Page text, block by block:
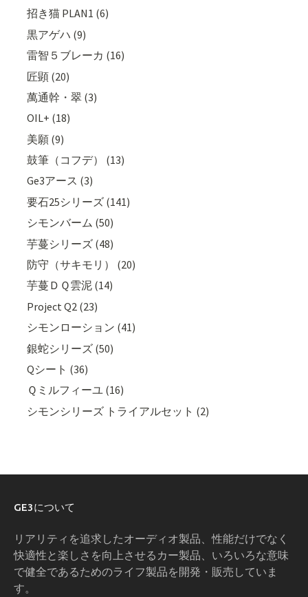
招き猫 PLAN1 (6)
黒アゲハ (9)
雷智５ブレーカ (16)
匠顕 (20)
萬通幹・翠 (3)
OIL+ (18)
美願 (9)
鼓筆（コフデ） (13)
Ge3アース (3)
要石25シリーズ (141)
シモンバーム (50)
芋蔓シリーズ (48)
防守（サキモリ） (20)
芋蔓ＤＱ雲泥 (14)
Project Q2 (23)
シモンローション (41)
銀蛇シリーズ (50)
Qシート (36)
Ｑミルフィーユ (16)
シモンシリーズ トライアルセット (2)
GE3について
リアリティを追求したオーディオ製品、性能だけでなく
快適性と楽しさを向上させるカー製品、いろいろな意味
で健全であるためのライフ製品を開発・販売していま
す。